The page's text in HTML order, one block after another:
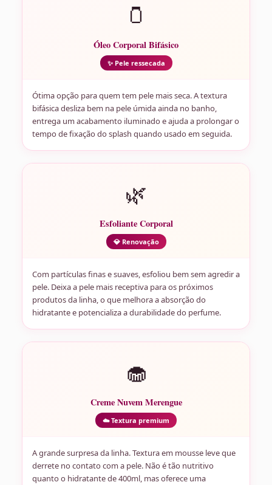
🫙
Óleo Corporal Bifásico
✨ Pele ressecada
Ótima opção para quem tem pele mais seca. A textura
bifásica desliza bem na pele úmida ainda no banho,
entrega um acabamento iluminado e ajuda a prolongar o
tempo de fixação do splash quando usado em seguida.
🌿
Esfoliante Corporal
💎 Renovação
Com partículas finas e suaves, esfoliou bem sem agredir a
pele. Deixa a pele mais receptiva para os próximos
produtos da linha, o que melhora a absorção do
hidratante e potencializa a durabilidade do perfume.
🧁
Creme Nuvem Merengue
☁️ Textura premium
A grande surpresa da linha. Textura em mousse leve que
derrete no contato com a pele. Não é tão nutritivo
quanto o hidratante de 400ml, mas oferece uma